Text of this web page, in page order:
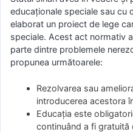
educaționale speciale sau cu
elaborat un proiect de lege
speciale. Acest act normativ
parte dintre problemele
propunea următoarele:
Rezolvarea sau
introducerea acestora
Educația este
continuând a fi